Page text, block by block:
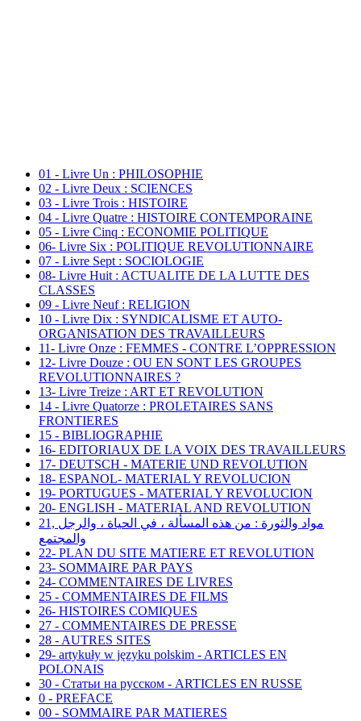
01 - Livre Un : PHILOSOPHIE
02 - Livre Deux : SCIENCES
03 - Livre Trois : HISTOIRE
04 - Livre Quatre : HISTOIRE CONTEMPORAINE
05 - Livre Cinq : ECONOMIE POLITIQUE
06- Livre Six : POLITIQUE REVOLUTIONNAIRE
07 - Livre Sept : SOCIOLOGIE
08- Livre Huit : ACTUALITE DE LA LUTTE DES
CLASSES
09 - Livre Neuf : RELIGION
10 - Livre Dix : SYNDICALISME ET AUTO-
ORGANISATION DES TRAVAILLEURS
11- Livre Onze : FEMMES - CONTRE L’OPPRESSION
12- Livre Douze : OU EN SONT LES GROUPES
REVOLUTIONNAIRES ?
13- Livre Treize : ART ET REVOLUTION
14 - Livre Quatorze : PROLETAIRES SANS
FRONTIERES
15 - BIBLIOGRAPHIE
16- EDITORIAUX DE LA VOIX DES TRAVAILLEURS
17- DEUTSCH - MATERIE UND REVOLUTION
18- ESPANOL- MATERIAL Y REVOLUCION
19- PORTUGUES - MATERIAL Y REVOLUCION
20- ENGLISH - MATERIAL AND REVOLUTION
21, مواد والثورة : من هذه المسألة ، في الحياة ، والرجل
والمجتمع
22- PLAN DU SITE MATIERE ET REVOLUTION
23- SOMMAIRE PAR PAYS
24- COMMENTAIRES DE LIVRES
25 - COMMENTAIRES DE FILMS
26- HISTOIRES COMIQUES
27 - COMMENTAIRES DE PRESSE
28 - AUTRES SITES
29- artykuły w języku polskim - ARTICLES EN
POLONAIS
30 - Статьи на русском - ARTICLES EN RUSSE
0 - PREFACE
00 - SOMMAIRE PAR MATIERES